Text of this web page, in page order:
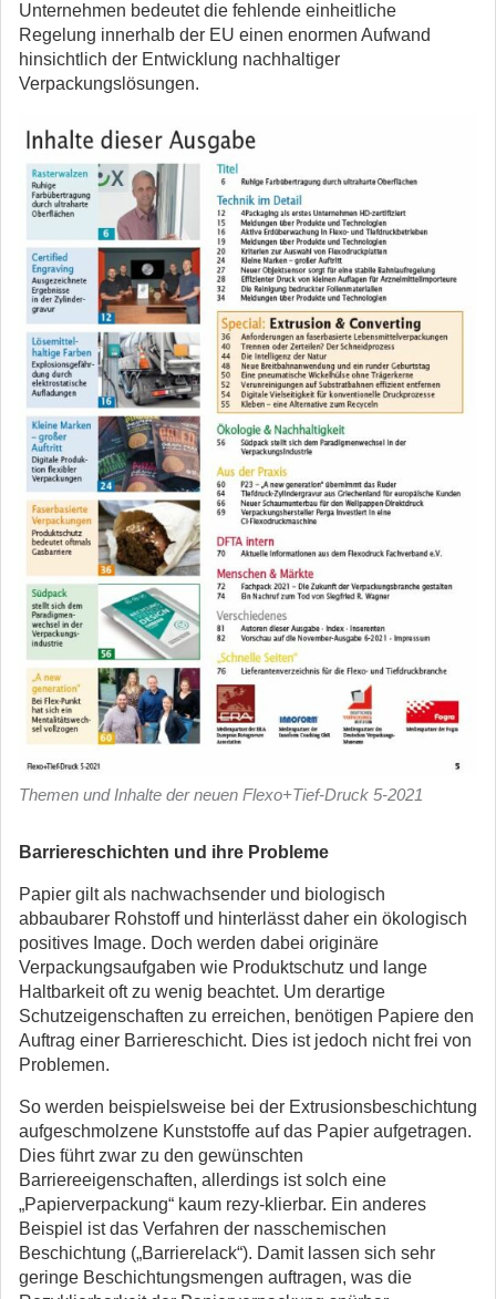
Unternehmen bedeutet die fehlende einheitliche
Regelung innerhalb der EU einen enormen Aufwand
hinsichtlich der Entwicklung nachhaltiger
Verpackungslösungen.
Themen und Inhalte der neuen Flexo+Tief-Druck 5-2021
Barriereschichten und ihre Probleme
Papier gilt als nachwachsender und biologisch
abbaubarer Rohstoff und hinterlässt daher ein ökologisch
positives Image. Doch werden dabei originäre
Verpackungsaufgaben wie Produktschutz und lange
Haltbarkeit oft zu wenig beachtet. Um derartige
Schutzeigenschaften zu erreichen, benötigen Papiere den
Auftrag einer Barriereschicht. Dies ist jedoch nicht frei von
Problemen.
So werden beispielsweise bei der Extrusionsbeschichtung
aufgeschmolzene Kunststoffe auf das Papier aufgetragen.
Dies führt zwar zu den gewünschten
Barriereeigenschaften, allerdings ist solch eine
„Papierverpackung“ kaum rezy-klierbar. Ein anderes
Beispiel ist das Verfahren der nasschemischen
Beschichtung („Barrierelack“). Damit lassen sich sehr
geringe Beschichtungsmengen auftragen, was die